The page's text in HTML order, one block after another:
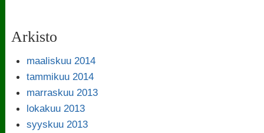
Arkisto
maaliskuu 2014
tammikuu 2014
marraskuu 2013
lokakuu 2013
syyskuu 2013